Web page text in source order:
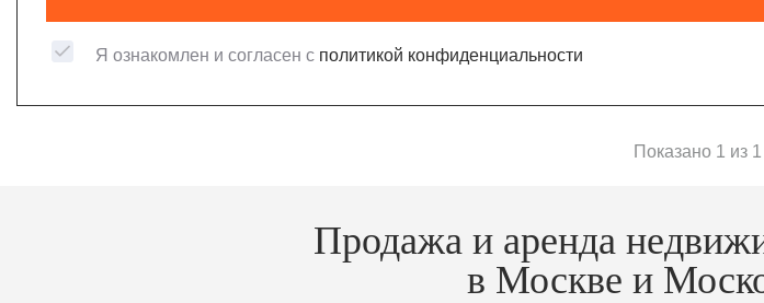
Я ознакомлен и согласен с политикой конфиденциальности
Показано 1 из
Продажа и аренда
в Москве и